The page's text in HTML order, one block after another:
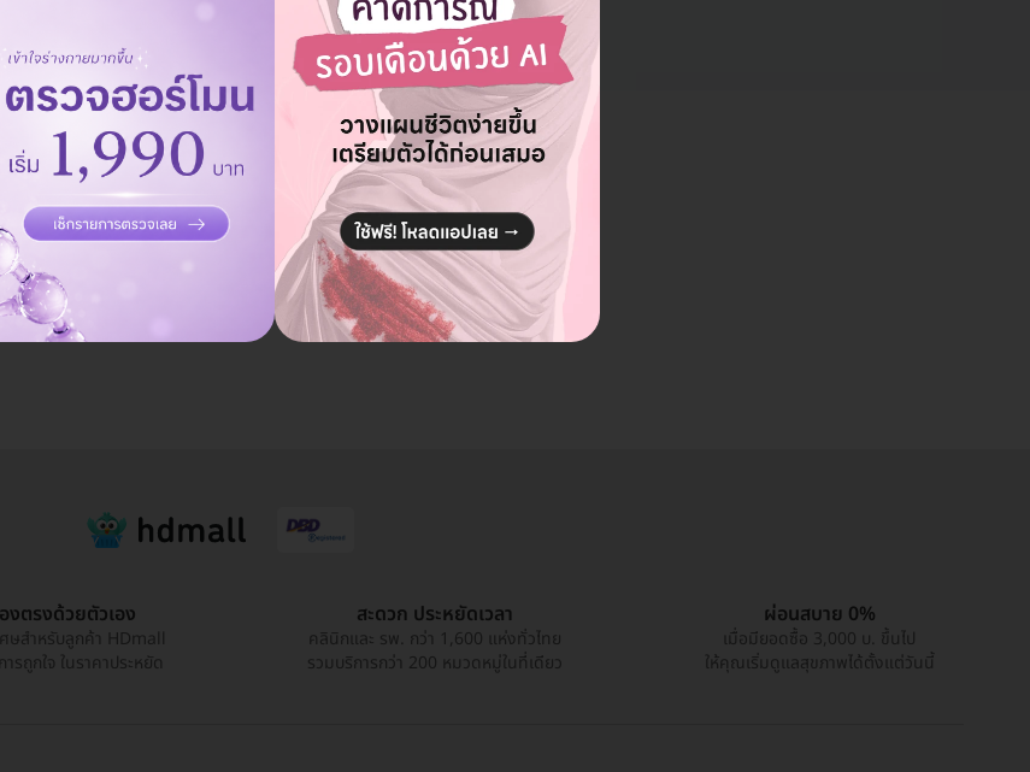
แอดมินพร้อมดูแลคุณทุกวันทางไลน์
คุยกับแอดมิน ฟรี!
งตรงด้วยตัวเอง
สำหรับลูกค้า HDmall
รถูกใจ ในราคาประหยัด
สะดวก ประหยัดเวลา
คลินิกและ รพ. กว่า 1,600 แห่งทั่วไทย
รวมบริการกว่า 200 หมวดหมู่ในที่เดียว
ผ่อนสบาย 0%
เมื่อมียอดซื้อ 3,000 บ. ขึ้นไป
ให้คุณเริ่มดูแลสุขภาพได้ตั้งแต่วันนี้